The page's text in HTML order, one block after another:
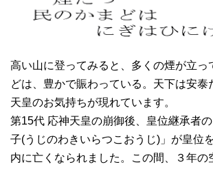
高い山に登ってみると、多くの煙が立っ
どは、豊かで賑わっている。天下は安泰
天皇のお気持ちが現れています。
第15代 応神天皇の崩御後、皇位継承者
子(うじのわきいらつこおうじ)」が皇位
内に亡くなられました。この間、３年の